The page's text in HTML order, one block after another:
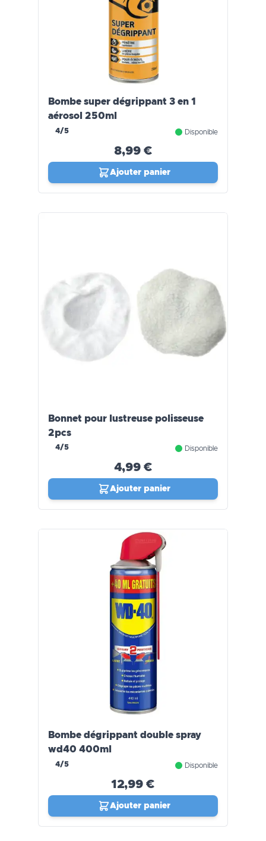
Bombe super dégrippant 3 en 1
aérosol 250ml
4/5 Disponible
8,99 €
Ajouter panier
Bonnet pour lustreuse polisseuse
2pcs
4/5 Disponible
4,99 €
Ajouter panier
Bombe dégrippant double spray
wd40 400ml
4/5 Disponible
12,99 €
Ajouter panier